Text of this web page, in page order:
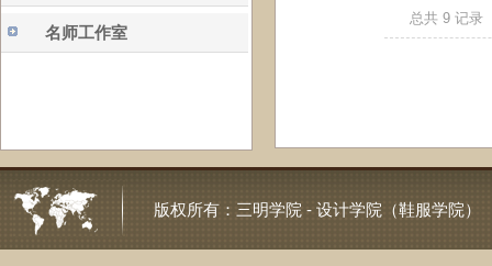
名师工作室
总共 9 记录
版权所有： 三明学院 - 设计学院（鞋服学院）